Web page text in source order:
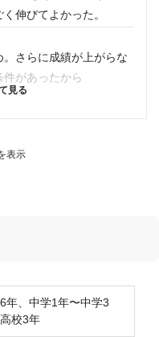
見る
伸びてよかった。
さらに成績が上がらな
があったから
り少し安くなるのはと
。
表示
年、中学1年〜中学3
校3年